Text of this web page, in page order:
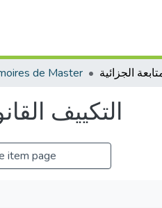
de Master
التكييف
item page